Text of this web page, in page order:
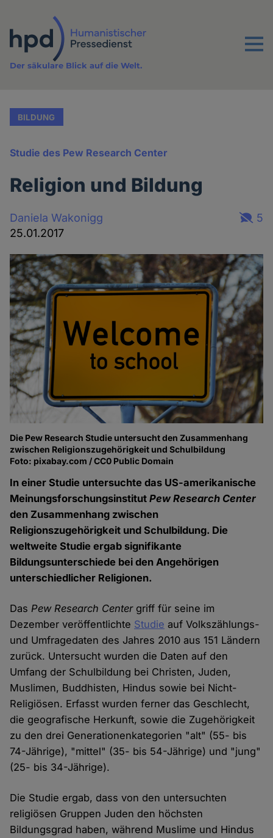
Inhalt
Menu
Der säkulare Blick auf die Welt.
BILDUNG
Studie des Pew Research Center
Religion und Bildung
Daniela Wakonigg
25.01.2017
5
Die Pew Research Studie untersucht den Zusammenhang
zwischen Religionszugehörigkeit und Schulbildung
Foto: pixabay.com / CC0 Public Domain
In einer Studie untersuchte das US-amerikanische
MeinungsforschungsinstitutPew Research Center
den Zusammenhang zwischen
Religionszugehörigkeit und Schulbildung. Die
weltweite Studie ergab signifikante
Bildungsunterschiede bei den Angehörigen
unterschiedlicher Religionen.
Das Pew Research Center griff für seine im
Dezember veröffentlichte Studie auf Volkszählungs-
und Umfragedaten des Jahres 2010 aus 151 Ländern
zurück. Untersucht wurden die Daten auf den
Umfang der Schulbildung bei Christen, Juden,
Muslimen, Buddhisten, Hindus sowie bei Nicht-
Religiösen. Erfasst wurden ferner das Geschlecht,
die geografische Herkunft, sowie die Zugehörigkeit
zu den drei Generationenkategorien "alt" (55- bis
74-Jährige), "mittel" (35- bis 54-Jährige) und "jung"
(25- bis 34-Jährige).
Die Studie ergab, dass von den untersuchten
religiösen Gruppen Juden den höchsten
Bildungsgrad haben, während Muslime und Hindus